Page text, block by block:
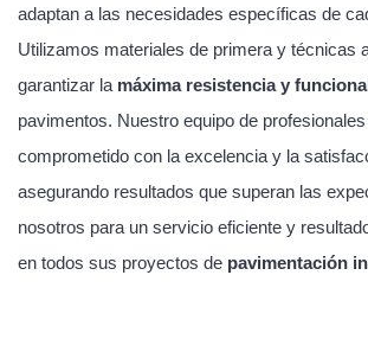
adaptan a las necesidades específicas de
Utilizamos materiales de primera y técnicas
garantizar la máxima resistencia y
pavimentos. Nuestro equipo de
comprometido con la excelencia y la
asegurando resultados que superan las
nosotros para un servicio eficiente y
en todos sus proyectos de pavimentación